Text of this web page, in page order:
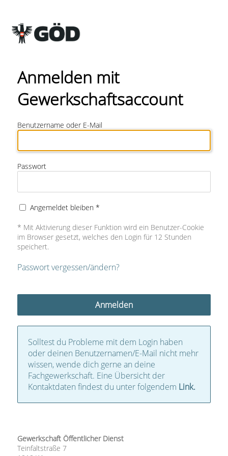
Anmelden mit
Gewerkschaftsaccount
Benutzername oder E-Mail
Passwort
Angemeldet bleiben *
* Mit Aktivierung dieser Funktion wird ein Benutzer-Cookie
im Browser gesetzt, welches den Login für 12 Stunden
speichert.
Passwort vergessen/ändern?
Solltest du Probleme mit dem Login haben
oder deinen Benutzernamen/E-Mail nicht mehr
wissen, wende dich gerne an deine
Fachgewerkschaft. Eine Übersicht der
Kontaktdaten findest du unter folgendem Link.
Gewerkschaft Öffentlicher Dienst
Teinfaltstraße 7